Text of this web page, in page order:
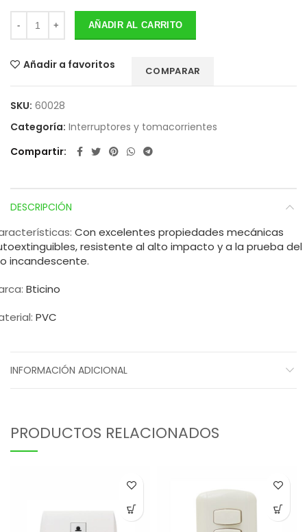
AÑADIR AL CARRITO
Añadir a favoritos COMPARAR
SKU: 60028
Categoría: Interruptores y tomacorrientes
Compartir
DESCRIPCIÓN
Con excelentes propiedades mecánicas
resistente al alto impacto y a la prueba del
incandescente.
Bticino
PVC
INFORMACIÓN ADICIONAL
PRODUCTOS RELACIONADOS